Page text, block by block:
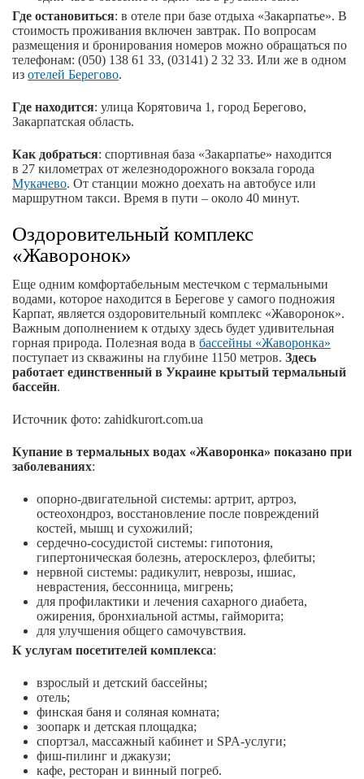
Где остановиться: в отеле при базе отдыха «Закарпатье». В
стоимость проживания включен завтрак. По вопросам
размещения и бронирования номеров можно обращаться по
телефонам: (050) 138 61 33, (03141) 2 32 33. Или же в одном
из отелей Берегово.
Где находится: улица Корятовича 1, город Берегово,
Закарпатская область.
Как добраться: спортивная база «Закарпатье» находится
в 27 километрах от железнодорожного вокзала города
Мукачево. От станции можно доехать на автобусе или
маршрутном такси. Время в пути – около 40 минут.
Оздоровительный комплекс
«Жаворонок»
Еще одним комфортабельным местечком с термальными
водами, которое находится в Берегове у самого подножия
Карпат, является оздоровительный комплекс «Жаворонок».
Важным дополнением к отдыху здесь будет удивительная
горная природа. Полезная вода в бассейны «Жаворонка»
поступает из скважины на глубине 1150 метров. Здесь
работает единственный в Украине крытый термальный
бассейн.
Источник фото: zahidkurort.com.ua
Купание в термальных водах «Жаворонка» показано при
заболеваниях:
опорно-двигательной системы: артрит, артроз,
остеохондроз, восстановление после повреждений
костей, мышц и сухожилий;
сердечно-сосудистой системы: гипотония,
гипертоническая болезнь, атеросклероз, флебиты;
нервной системы: радикулит, неврозы, ишиас,
неврастения, бессонница, мигрень;
для профилактики и лечения сахарного диабета,
ожирения, бронхиальной астмы, гайморита;
для улучшения общего самочувствия.
К услугам посетителей комплекса:
взрослый и детский бассейны;
отель;
финская баня и соляная комната;
зоопарк и детская площадка;
спортзал, массажный кабинет и SPA-услуги;
фиш-пилинг и джакузи;
кафе, ресторан и винный погреб.